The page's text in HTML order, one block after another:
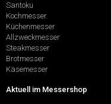
Santoku
Kochmesser
Küchenmesser
Allzweckmesser
Steakmesser
Brotmesser
Käsemesser
Aktuell im Messershop